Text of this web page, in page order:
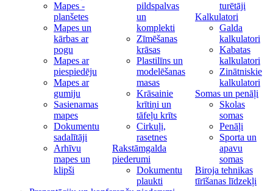
Mapes -
planšetes
Mapes un
kārbas ar
pogu
Mapes ar
piespiedēju
Mapes ar
gumiju
Sasienamas
mapes
Dokumentu
sadalītāji
Arhīvu
mapes un
klipši
pildspalvas
un
komplekti
Zīmēšanas
krāsas
Plastilīns un
modelēšanas
masas
Krāsainie
krītiņi un
tāfeļu krīts
Cirkuļi,
rasetnes
Rakstāmgalda
piederumi
Dokumentu
plaukti
turētāji
Kalkulatori
Galda
kalkulatori
Kabatas
kalkulatori
Zinātniskie
kalkulatori
Somas un penāļi
Skolas
somas
Penāļi
Sporta un
apavu
somas
Biroja tehnikas
tīrīšanas līdzekļi